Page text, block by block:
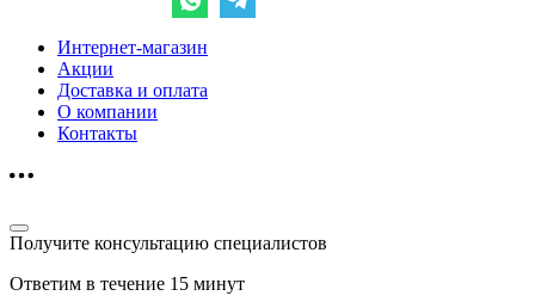
Интернет-магазин
Акции
Доставка и оплата
О компании
Контакты
Получите консультацию специалистов
Ответим в течение 15 минут